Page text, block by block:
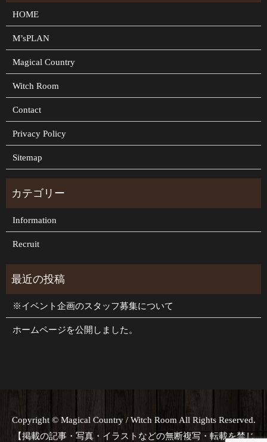
HOME
M’sPLAN
Magical Country
Witch Room
Contact
Privacy Policy
Sitemap
Information
Recruit
※イベント企画のスタッフ募集について
ホームページを公開しました。
Copyright © Magical Country / Witch Room All Rights Reserved.
【掲載の記事・写真・イラストなどの無断複写・転載を禁じ